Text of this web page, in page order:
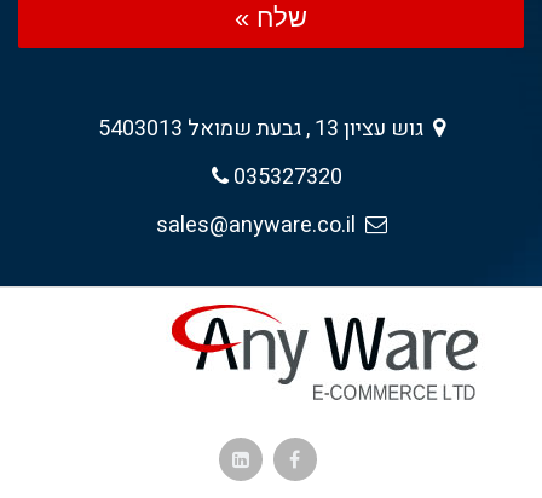
שלח »
גוש עציון 13 , גבעת שמואל 5403013
035327320